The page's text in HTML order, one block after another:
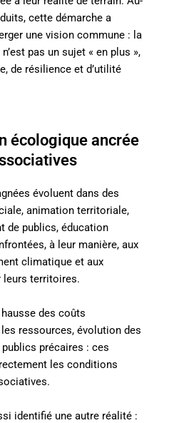
cette démarche a
une vision commune : la
pas un sujet « en plus »,
de résilience et d’utilité
écologique ancrée
évoluent dans des
animation territoriale,
de publics, éducation
à leur manière, aux
climatique et aux
leurs territoires.
des coûts
ressources, évolution des
précaires : ces
les conditions
identifié une autre réalité :